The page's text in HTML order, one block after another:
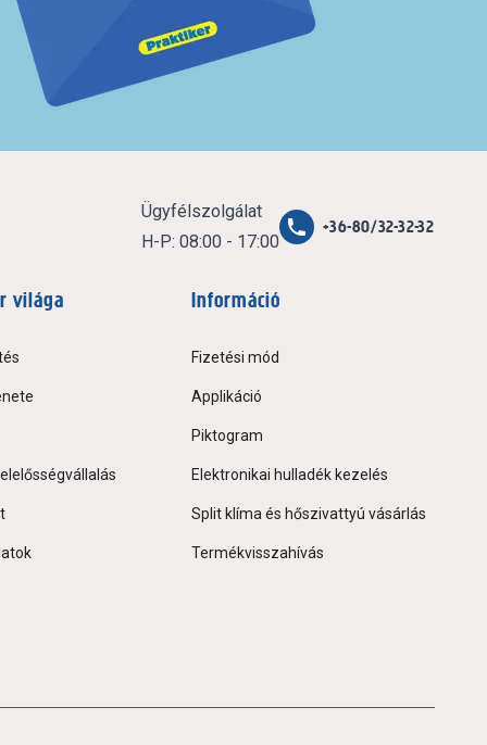
Ügyfélszolgálat
H-P: 08:00 - 17:00
+36-80/32-32-32
világa Információ
Fizetési mód
Applikáció
Piktogram
Elektronikai hulladék kezelés
Split klíma és hőszivattyú vásárlás
Termékvisszahívás